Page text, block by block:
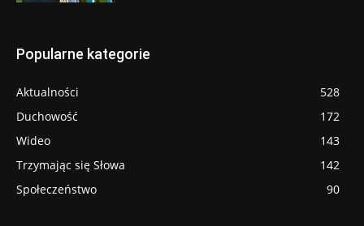
Popularne kategorie
Aktualności
528
Duchowość
172
Wideo
143
Trzymając się Słowa
142
Społeczeństwo
90